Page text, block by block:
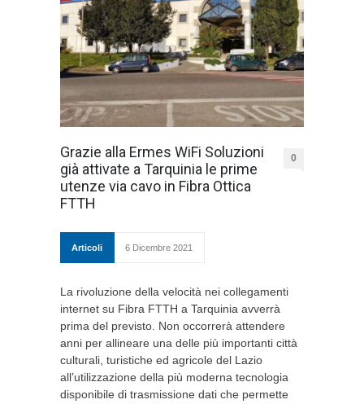
Grazie alla Ermes WiFi Soluzioni
già attivate a Tarquinia le prime
utenze via cavo in Fibra Ottica
FTTH
0
Articoli 6 Dicembre 2021
La rivoluzione della velocità nei collegamenti
internet su Fibra FTTH a Tarquinia avverrà
prima del previsto. Non occorrerà attendere
anni per allineare una delle più importanti città
culturali, turistiche ed agricole del Lazio
all’utilizzazione della più moderna tecnologia
disponibile di trasmissione dati che permette